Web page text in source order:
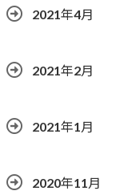
2021年4月
2021年2月
2021年1月
2020年11月